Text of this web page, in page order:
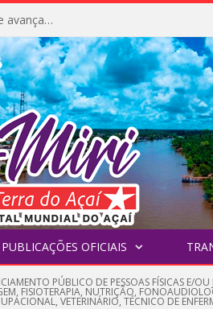
Igarapé-Miri conquista o melhor IDEB do Baixo Tocantins e avança na qualidade da educação pública
PUBLICAÇÕES OFICIAIS
PÚBLICO DE PESSOAS FÍSICAS E/OU
FISIOTERAPIA, NUTRIÇÃO,
VETERINÁRIO, TÉCNICO DE